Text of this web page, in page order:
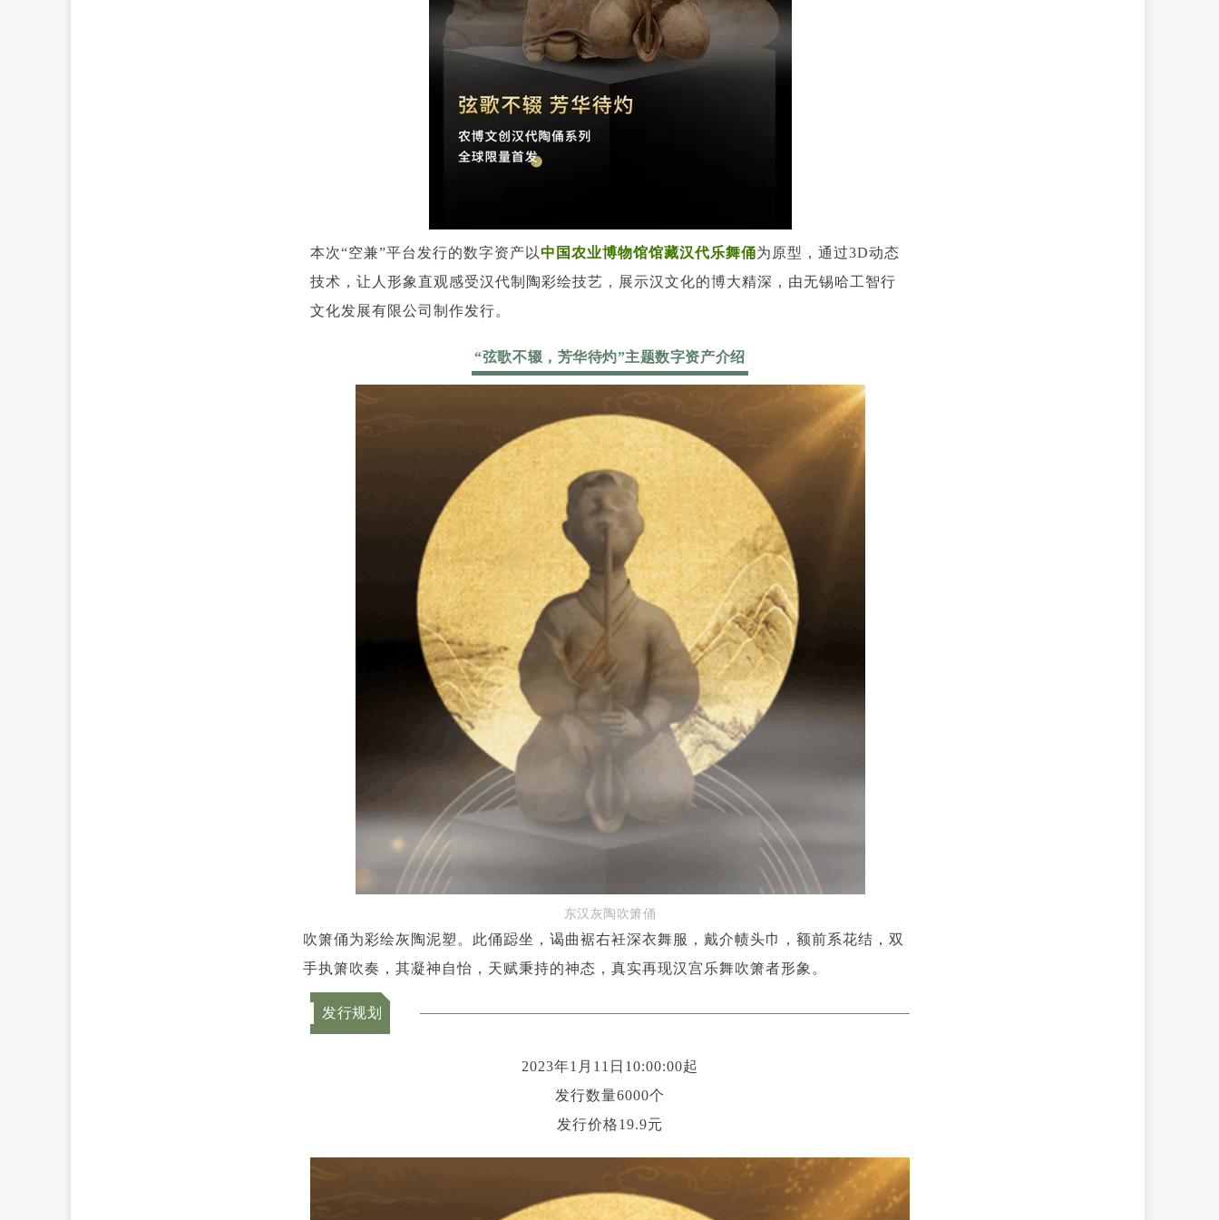
本次“空兼”平台发行的数字资产以中国农业博物馆馆藏汉代乐舞俑为原型，通过3D动态
技术，让人形象直观感受汉代制陶彩绘技艺，展示汉文化的博大精深，由无锡哈工智行
文化发展有限公司制作发行。
“弦歌不辍，芳华待灼”主题数字资产介绍
东汉灰陶吹箫俑
吹箫俑为彩绘灰陶泥塑。此俑跽坐，谒曲裾右衽深衣舞服，戴介帻头巾，额前系花结，双
手执箫吹奏，其凝神自怡，天赋秉持的神态，真实再现汉宫乐舞吹箫者形象。
发行规划
2023年1月11日10:00:00起
发行数量6000个
发行价格19.9元